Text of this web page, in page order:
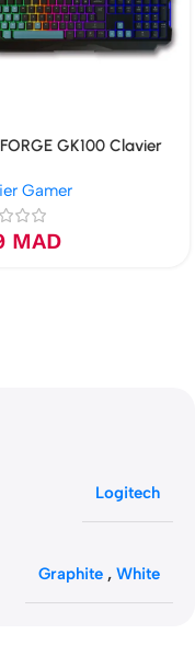
GK100 Clavier
Gamer
MAD
Logitech
Graphite , White